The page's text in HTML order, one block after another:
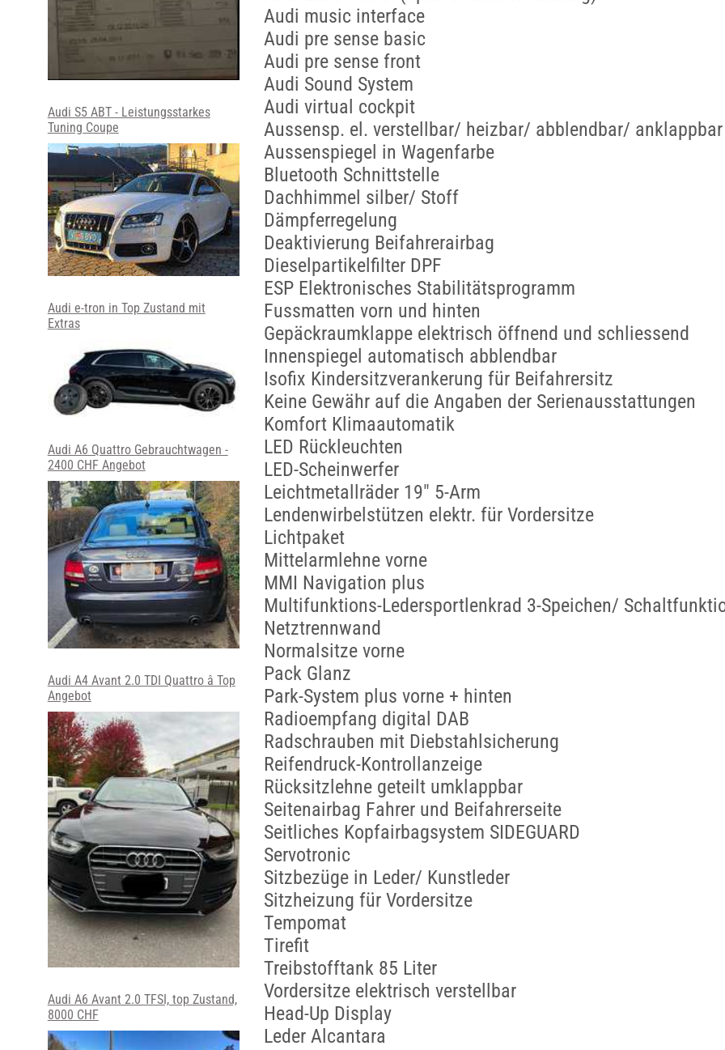
Audi music interface
Audi pre sense basic
Audi pre sense front
Audi Sound System
Audi virtual cockpit
Aussensp. el. verstellbar/ heizbar/ abblendbar/ anklappbar
Aussenspiegel in Wagenfarbe
Bluetooth Schnittstelle
Dachhimmel silber/ Stoff
Dämpferregelung
Deaktivierung Beifahrerairbag
Dieselpartikelfilter DPF
ESP Elektronisches Stabilitätsprogramm
Fussmatten vorn und hinten
Gepäckraumklappe elektrisch öffnend und schliessend
Innenspiegel automatisch abblendbar
Isofix Kindersitzverankerung für Beifahrersitz
Keine Gewähr auf die Angaben der Serienausstattungen
Komfort Klimaautomatik
LED Rückleuchten
LED-Scheinwerfer
Leichtmetallräder 19" 5-Arm
Lendenwirbelstützen elektr. für Vordersitze
Lichtpaket
Mittelarmlehne vorne
MMI Navigation plus
Multifunktions-Ledersportlenkrad 3-Speichen/
Netztrennwand
Normalsitze vorne
Pack Glanz
Park-System plus vorne + hinten
Radioempfang digital DAB
Radschrauben mit Diebstahlsicherung
Reifendruck-Kontrollanzeige
Rücksitzlehne geteilt umklappbar
Seitenairbag Fahrer und Beifahrerseite
Seitliches Kopfairbagsystem SIDEGUARD
Servotronic
Sitzbezüge in Leder/ Kunstleder
Sitzheizung für Vordersitze
Tempomat
Tirefit
Treibstofftank 85 Liter
Vordersitze elektrisch verstellbar
Head-Up Display
Leder Alcantara
Audi S5 ABT - Leistungsstarkes
Tuning Coupe
Audi e-tron in Top Zustand mit
Extras
Audi A6 Quattro Gebrauchtwagen -
2400 CHF Angebot
Audi A4 Avant 2.0 TDI Quattro â Top
Angebot
Audi A6 Avant 2.0 TFSI, top Zustand,
8000 CHF